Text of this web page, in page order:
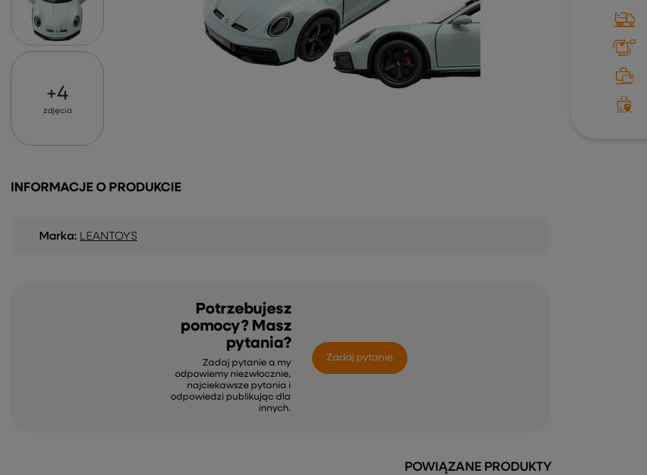
+4
zdjęcia
INFORMACJE O PRODUKCIE
Marka: LEANTOYS
Potrzebujesz
pomocy? Masz
pytania?
Zadaj pytanie a my
odpowiemy niezwłocznie,
najciekawsze pytania i
odpowiedzi publikując dla
innych.
Zadaj pytanie
POWIĄZANE PRODUKTY